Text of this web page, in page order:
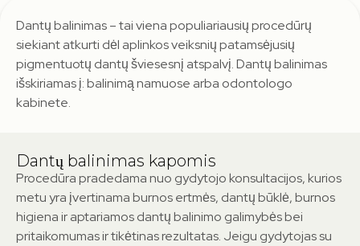
Dantų balinimas – tai viena populiariausių procedūrų
siekiant atkurti dėl aplinkos veiksnių patamsėjusių
pigmentuotų dantų šviesesnį atspalvį. Dantų balinimas
išskiriamas į: balinimą namuose arba odontologo
kabinete.
Dantų balinimas kapomis
Procedūra pradedama nuo gydytojo konsultacijos, kurios
metu yra įvertinama burnos ertmės, dantų būklė, burnos
higiena ir aptariamos dantų balinimo galimybės bei
pritaikomumas ir tikėtinas rezultatas. Jeigu gydytojas su